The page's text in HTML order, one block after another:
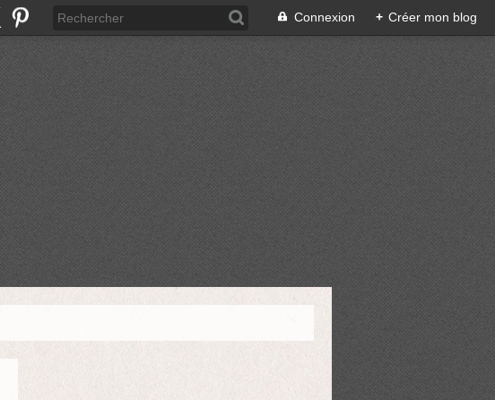
Connexion + Créer mon blog